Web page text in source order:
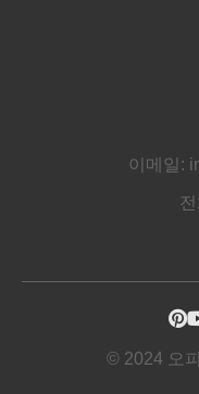
이메일:
© 2024 오